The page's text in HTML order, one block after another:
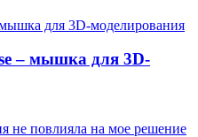
– мышка для 3D-